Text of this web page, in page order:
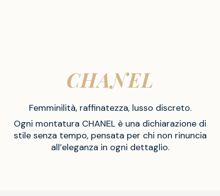
CHANEL
Femminilità, raffinatezza, lusso discreto.
Ogni montatura CHANEL è una dichiarazione di
stile senza tempo, pensata per chi non rinuncia
all’eleganza in ogni dettaglio.